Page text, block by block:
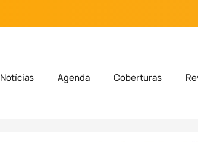
Notícias Agenda Coberturas